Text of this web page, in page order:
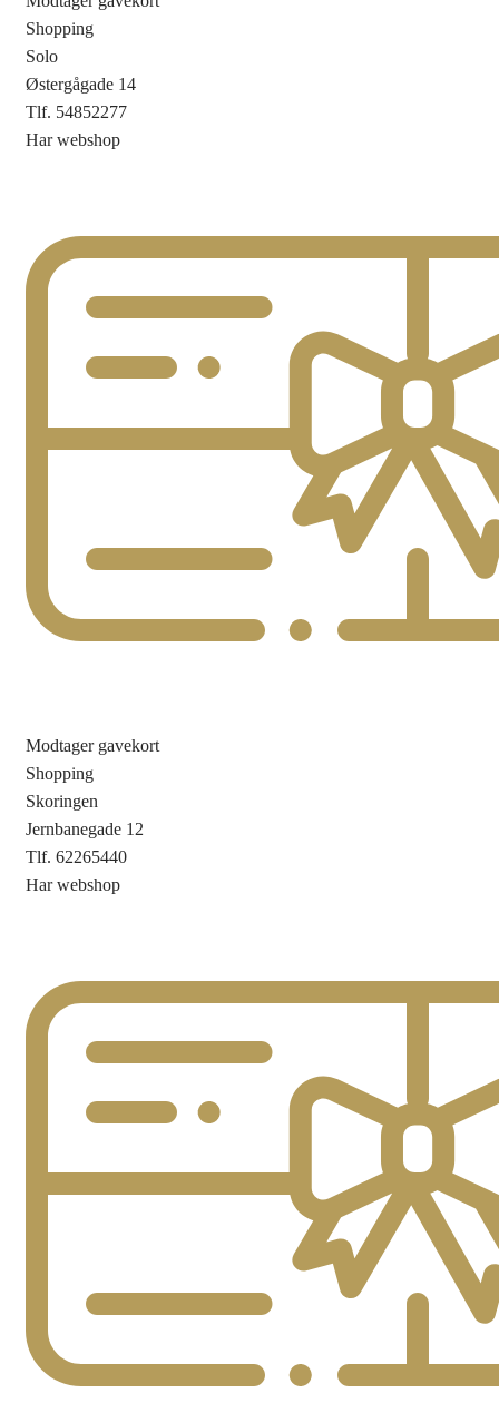
Shopping
Solo
Østergågade 14
Tlf. 54852277
Har webshop
Modtager gavekort
Shopping
Skoringen
Jernbanegade 12
Tlf. 62265440
Har webshop